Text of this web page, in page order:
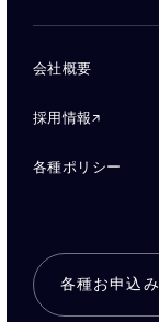
会社概要
採用情報
各種ポリシー
各種お申込